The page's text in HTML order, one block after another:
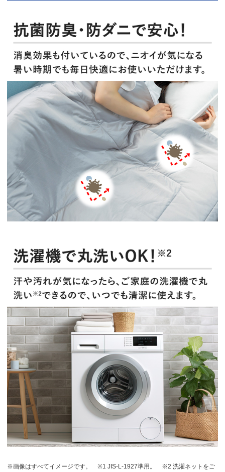
※画像はすべてイメージです。 ※1 JIS-L-1927準用。
※2 洗濯ネットをご